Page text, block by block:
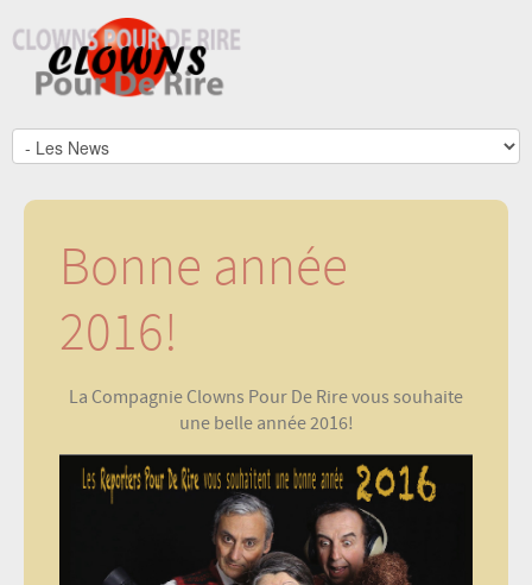
Bonne année
2016!
La Compagnie Clowns Pour De Rire vous souhaite
une belle année 2016!